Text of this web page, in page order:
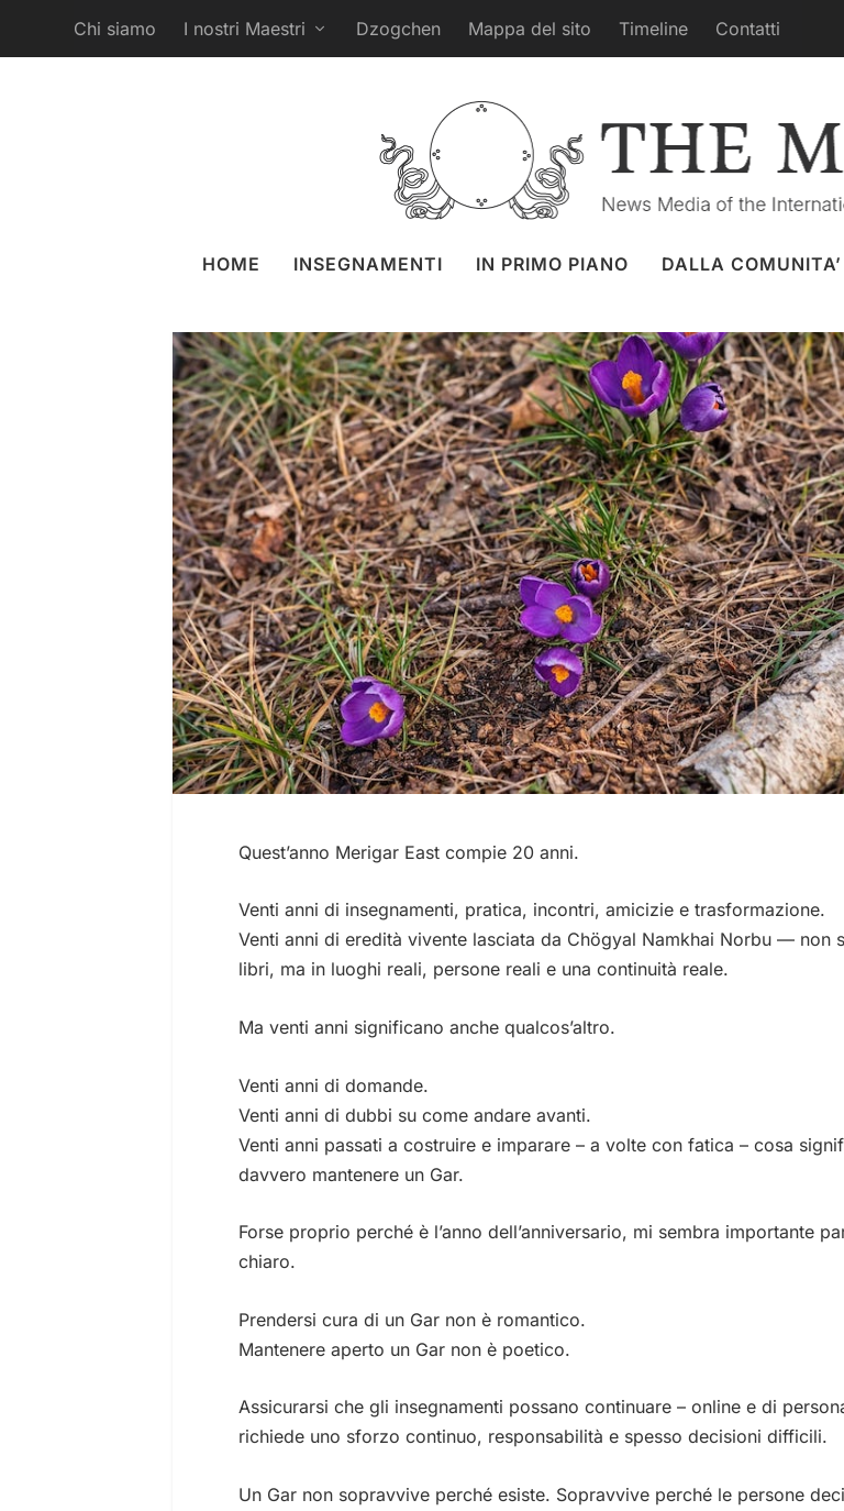
Chi siamo I nostri Maestri Dzogchen Mappa del sito Timeline Contatti
HOME INSEGNAMENTI IN PRIMO PIANO DALLA COMUNITA’
Merigar East – 20 anni. E la verità che sta in
postato daLiz Granger 13 mar. 2026 Focus,Merigar Est
Quest’anno Merigar East compie 20 anni.
Venti anni di insegnamenti, pratica, incontri, amicizie e trasformazione.
Venti anni di eredità vivente lasciata da Chögyal Namkhai Norbu — non
libri, ma in luoghi reali, persone reali e una continuità reale.
Ma venti anni significano anche qualcos’altro.
Venti anni di domande.
Venti anni di dubbi su come andare avanti.
Venti anni passati a costruire e imparare – a volte con fatica – cosa
davvero mantenere un Gar.
Forse proprio perché è l’anno dell’anniversario, mi sembra importante
chiaro.
Prendersi cura di un Gar non è romantico.
Mantenere aperto un Gar non è poetico.
Assicurarsi che gli insegnamenti possano continuare – online e di
richiede uno sforzo continuo, responsabilità e spesso decisioni difficili.
Un Gar non sopravvive perché esiste. Sopravvive perché le persone